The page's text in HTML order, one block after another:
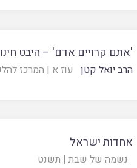
'אתם קרויים אדם' – היבט
הרב יואל קטן עוז א | המרכז
אחדות ישראל
נשמה של שבת | תשנט